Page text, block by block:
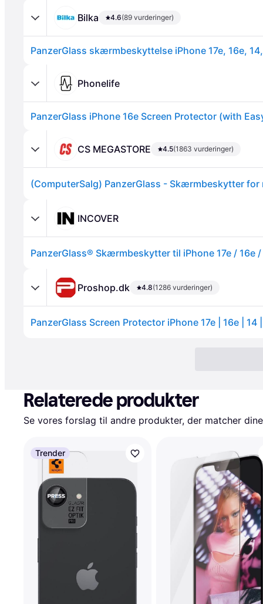
Bilka 4.6(89 vurderinger)
PanzerGlass skærmbeskyttelse iPhone 17e, 16e,
Phonelife
CS MEGASTORE 4.5(1863 vurderinger)
INCOVER
Proshop.dk 4.8(1286 vurderinger)
Relaterede produkter
Se vores forslag til andre produkter, der matcher
Trender